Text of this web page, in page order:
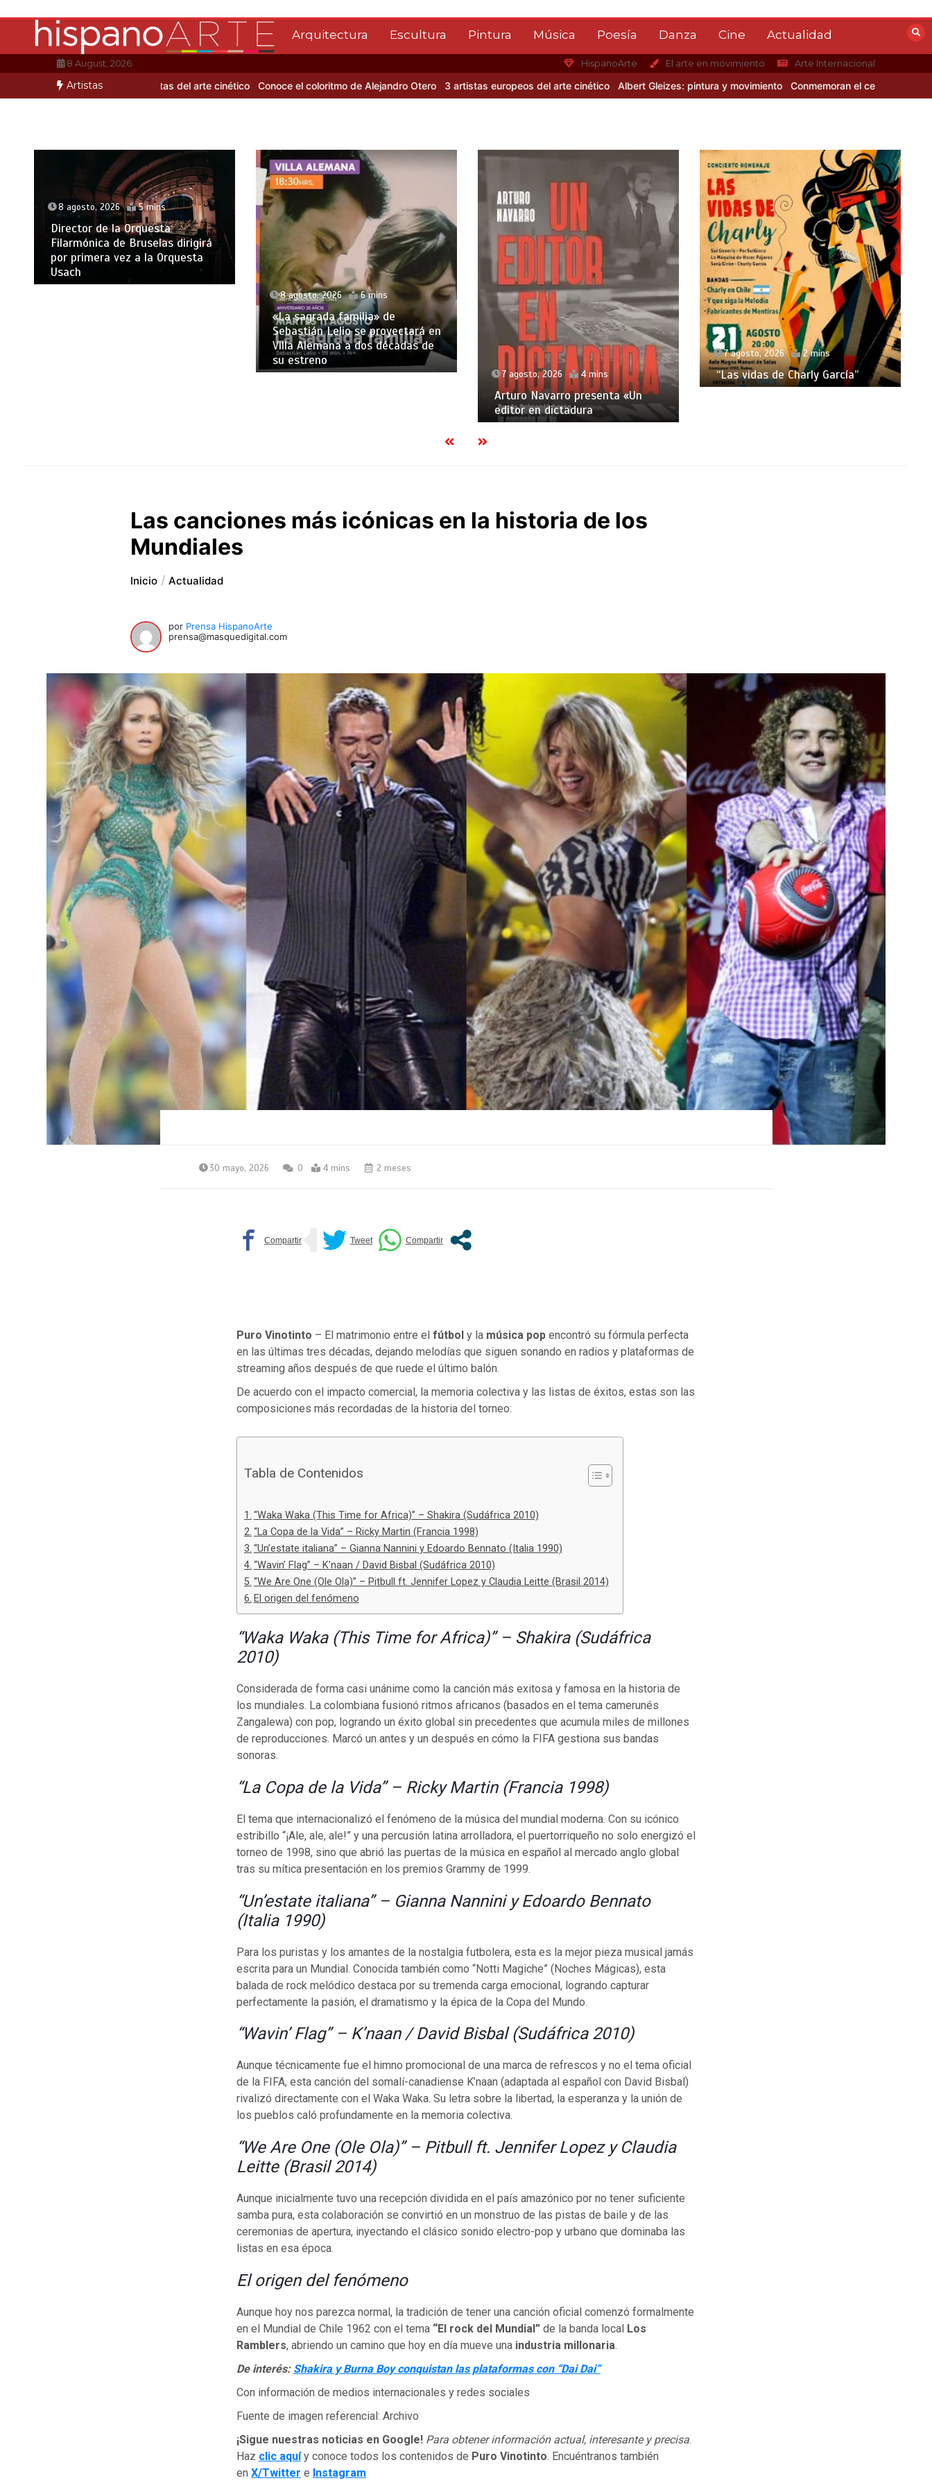
Arquitectura Escultura Pintura Música Poesía Danza Cine Actualidad
8 August, 2026 HispanoArte El arte en movimiento Arte Internacional
Artistas
Benedetti 3 artistas del arte cinético Conoce el coloritmo de Alejandro Otero 3 artistas europeos del arte cinético Albert Gleizes: pintura y movimiento Conmemoran el centenario del
8 agosto, 2026 5 mins
Director de la Orquesta
Filarmónica de Bruselas dirigirá
por primera vez a la Orquesta
Usach
8 agosto, 2026 6 mins
«La sagrada familia» de
Sebastián Lelio se proyectará en
Villa Alemana a dos décadas de
su estreno
7 agosto, 2026 4 mins
Arturo Navarro presenta «Un
editor en dictadura
7 agosto, 2026 2 mins
“Las vidas de Charly García”
Las canciones más icónicas en la historia de los
Mundiales
Inicio Actualidad
por Prensa HispanoArte
prensa@masquedigital.com
30 mayo, 2026 0 4 mins 2 meses
Puro Vinotinto – El matrimonio entre el fútboly la música popencontró su fórmula perfecta
en las últimas tres décadas, dejando melodías que siguen sonando en radios y plataformas de
streaming años después de que ruede el último balón.
De acuerdo con el impacto comercial, la memoria colectiva y las listas de éxitos, estas son las
composiciones más recordadas de la historia del torneo:
Tabla de Contenidos
“Waka Waka (This Time for Africa)” – Shakira (Sudáfrica 2010)
“La Copa de la Vida” – Ricky Martin (Francia 1998)
“Un’estate italiana” – Gianna Nannini y Edoardo Bennato (Italia 1990)
“Wavin’ Flag” – K’naan / David Bisbal (Sudáfrica 2010)
“We Are One (Ole Ola)” – Pitbull ft. Jennifer Lopez y Claudia Leitte (Brasil 2014)
El origen del fenómeno
“Waka Waka (This Time for Africa)” – Shakira (Sudáfrica
2010)
Considerada de forma casi unánime como la canción más exitosa y famosa en la historia de
los mundiales. La colombiana fusionó ritmos africanos (basados en el tema camerunés
Zangalewa) con pop, logrando un éxito global sin precedentes que acumula miles de millones
de reproducciones. Marcó un antes y un después en cómo la FIFA gestiona sus bandas
sonoras.
“La Copa de la Vida” – Ricky Martin (Francia 1998)
El tema que internacionalizó el fenómeno de la música del mundial moderna. Con su icónico
estribillo “¡Ale, ale, ale!” y una percusión latina arrolladora, el puertorriqueño no solo energizó el
torneo de 1998, sino que abrió las puertas de la música en español al mercado anglo global
tras su mítica presentación en los premios Grammy de 1999.
“Un’estate italiana” – Gianna Nannini y Edoardo Bennato
(Italia 1990)
Para los puristas y los amantes de la nostalgia futbolera, esta es la mejor pieza musical jamás
escrita para un Mundial. Conocida también como “Notti Magiche” (Noches Mágicas), esta
balada de rock melódico destaca por su tremenda carga emocional, logrando capturar
perfectamente la pasión, el dramatismo y la épica de la Copa del Mundo.
“Wavin’ Flag” – K’naan / David Bisbal (Sudáfrica 2010)
Aunque técnicamente fue el himno promocional de una marca de refrescos y no el tema oficial
de la FIFA, esta canción del somalí-canadiense K’naan (adaptada al español con David Bisbal)
rivalizó directamente con el Waka Waka. Su letra sobre la libertad, la esperanza y la unión de
los pueblos caló profundamente en la memoria colectiva.
“We Are One (Ole Ola)” – Pitbull ft. Jennifer Lopez y Claudia
Leitte (Brasil 2014)
Aunque inicialmente tuvo una recepción dividida en el país amazónico por no tener suficiente
samba pura, esta colaboración se convirtió en un monstruo de las pistas de baile y de las
ceremonias de apertura, inyectando el clásico sonido electro-pop y urbano que dominaba las
listas en esa época.
El origen del fenómeno
Aunque hoy nos parezca normal, la tradición de tener una canción oficial comenzó formalmente
en el Mundial de Chile 1962 con el tema “El rock del Mundial”de la banda local Los
Ramblers, abriendo un camino que hoy en día mueve unaindustria millonaria.
De interés: Shakira y Burna Boy conquistan las plataformas con “Dai Dai”
Con información de medios internacionales y redes sociales
Fuente de imagen referencial: Archivo
¡Sigue nuestras noticias en Google! Para obtener información actual, interesante y precisa.
Haz clic aquíy conoce todos los contenidos de Puro Vinotinto. Encuéntranos también
en X/Twitter e Instagram